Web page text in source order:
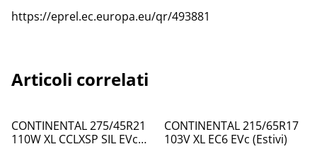
https://eprel.ec.europa.eu/qr/493881
Articoli correlati
%
CONTINENTAL 275/45R21
110W XL CCLXSP SIL EVc
%
CONTINENTAL 215/65R17
103V XL EC6 EVc (Estivi)